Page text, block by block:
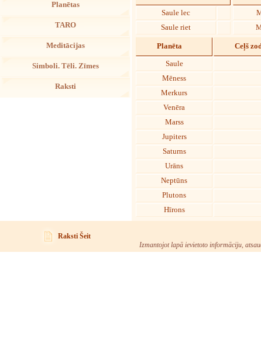
Planētas
TARO
Meditācijas
Simboli. Tēli. Zīmes
Raksti
Saule lec
Saule riet
Planēta Ceļš
Saule
Mēness
Merkurs
Venēra
Marss
Jupiters
Saturns
Urāns
Neptūns
Plutons
Hīrons
Raksti Šeit
Izmantojot lapā ievietoto informāciju,